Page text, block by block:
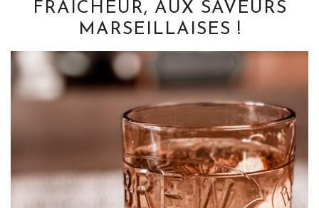
FRAÎCHEUR, AUX SAVEURS
MARSEILLAISES !